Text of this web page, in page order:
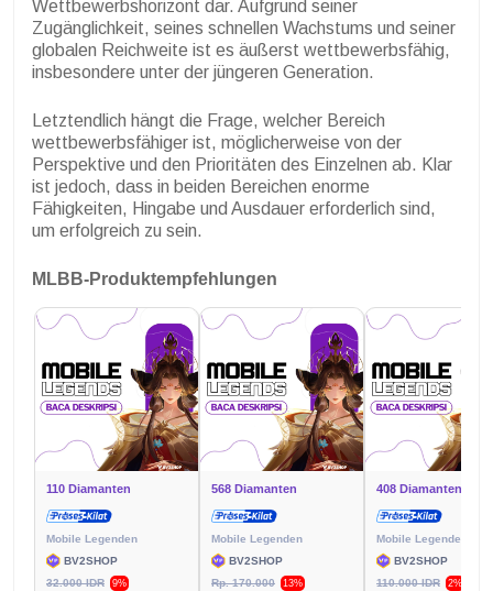
Wettbewerbshorizont dar. Aufgrund seiner
Zugänglichkeit, seines schnellen Wachstums und seiner
globalen Reichweite ist es äußerst wettbewerbsfähig,
insbesondere unter der jüngeren Generation.
Letztendlich hängt die Frage, welcher Bereich
wettbewerbsfähiger ist, möglicherweise von der
Perspektive und den Prioritäten des Einzelnen ab. Klar
ist jedoch, dass in beiden Bereichen enorme
Fähigkeiten, Hingabe und Ausdauer erforderlich sind,
um erfolgreich zu sein.
MLBB-Produktempfehlungen
110 Diamanten
Mobile Legenden
BV2SHOP
32.000 IDR
9%
568 Diamanten
Mobile Legenden
BV2SHOP
Rp. 170.000
13%
408 Diamanten
Mobile Legenden
BV2SHOP
110.000 IDR
2%